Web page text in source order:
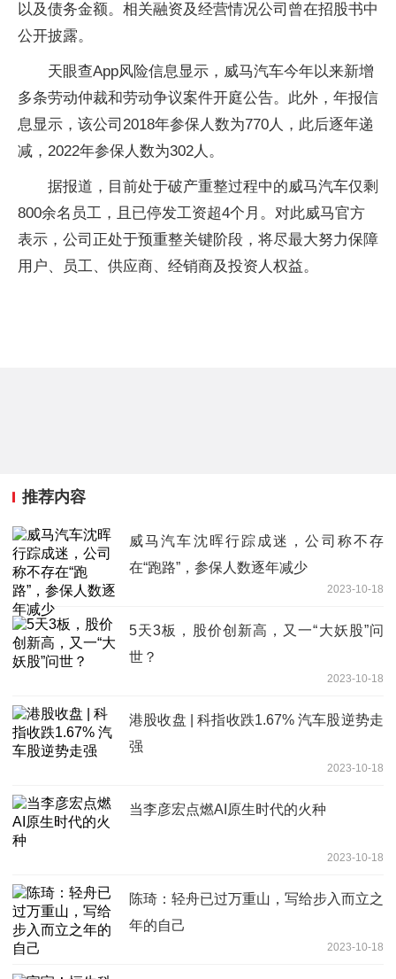
以及债务金额。相关融资及经营情况公司曾在招股书中
公开披露。
天眼查App风险信息显示，威马汽车今年以来新增
多条劳动仲裁和劳动争议案件开庭公告。此外，年报信
息显示，该公司2018年参保人数为770人，此后逐年递
减，2022年参保人数为302人。
据报道，目前处于破产重整过程中的威马汽车仅剩
800余名员工，且已停发工资超4个月。对此威马官方
表示，公司正处于预重整关键阶段，将尽最大努力保障
用户、员工、供应商、经销商及投资人权益。
推荐内容
威马汽车沈晖行踪成迷，公司称不存
在“跑路”，参保人数逐年减少
2023-10-18
5天3板，股价创新高，又一“大妖股”问
世？
2023-10-18
港股收盘 | 科指收跌1.67% 汽车股逆势走
强
2023-10-18
当李彦宏点燃AI原生时代的火种
2023-10-18
陈琦：轻舟已过万重山，写给步入而立之
年的自己
2023-10-18